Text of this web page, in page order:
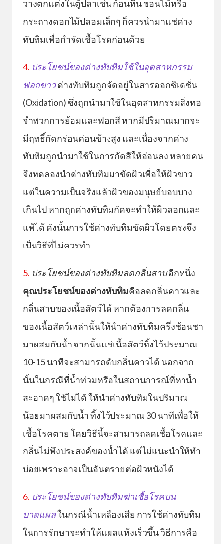
วางตกแต่งในตู้ปลาเช่น ก้อนหิน ขอนไม้หรือ
กระถางดอกไม้ปลอมเล็กๆ ก็ควรนำมาแช่ด่าง
ทับทิมเพื่อกำจัดเชื้อโรคก่อนด้วย
4. ประโยชน์ของด่างทับทิมใช้ในอุตสาหกรรม
ฟอกขาวด่างทับทิมถูกจัดอยู่ในสารออกซิเดชั่น
(Oxidation) ซึ่งถูกนำมาใช้ในอุตสาหกรรมสิ่งทอ
จำพวกการย้อมและฟอกสี หากมีปริมาณมากจะ
มีฤทธิ์กัดกร่อนค่อนข้างสูง และเนื่องจากด่าง
ทับทิมถูกนำมาใช้ในการกัดสีให้อ่อนลง หลายคน
จึงทดลองนำด่างทับทิมมาขัดผิวเพื่อให้ผิวขาว
แต่ในความเป็นจริงแล้วผิวของมนุษย์บอบบาง
เกินไป หากถูกด่างทับทิมกัดจะทำให้ผิวลอกและ
แพ้ได้ ดังนั้นการใช้ด่างทับทิมขัดผิวโดยตรงจึง
เป็นวิธีที่ไม่ควรทำ
5. ประโยชน์ของด่างทับทิมลดกลิ่นสาบอีกหนึ่ง
คุณประโยชน์ของด่างทับทิมคือลดกลิ่นคาวและ
กลิ่นสาบของเนื้อสัตว์ได้ หากต้องการลดกลิ่น
ของเนื้อสัตว์เหล่านั้นให้นำด่างทับทิมครึ่งช้อนชา
มาผสมกับน้ำ จากนั้นแช่เนื้อสัตว์ทิ้งไว้ประมาณ
10-15 นาทีจะสามารถดับกลิ่นคาวได้ นอกจาก
นั้นในกรณีที่น้ำท่วมหรือในสถานการณ์ที่หาน้ำ
สะอาดๆ ใช้ไม่ได้ ให้นำด่างทับทิมในปริมาณ
น้อยมาผสมกับน้ำ ทิ้งไว้ประมาณ 30 นาทีเพื่อให้
เชื้อโรคตาย โดยวิธีนี้จะสามารถลดเชื้อโรคและ
กลิ่นไม่พึงประสงค์ของน้ำได้ แต่ไม่แนะนำให้ทำ
บ่อยเพราะอาจเป็นอันตรายต่อผิวหนังได้
6. ประโยชน์ของด่างทับทิมฆ่าเชื้อโรคบน
บาดแผลในกรณีน้ำเหลืองเสีย การใช้ด่างทับทิม
ในการรักษาจะทำให้แผลแห้งเร็วขึ้น วิธีการคือ